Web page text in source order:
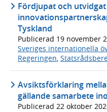
Fördjupat och
Tyskland
Publicerad 19 november
Sveriges internationella
Regeringen,
Avsiktsförklaring
gällande samarbete
Publicerad 22 oktober